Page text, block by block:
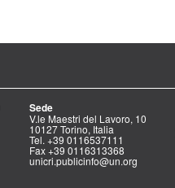
Sede
V.le Maestri del Lavoro, 10
10127 Torino, Italia
Tel. +39 0116537111
Fax +39 0116313368
unicri.publicinfo@un.org